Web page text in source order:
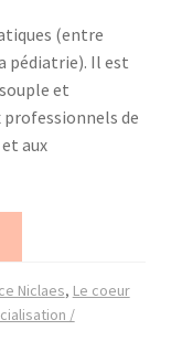
(entre
pédiatrie). Il est
et
de
aux
Niclaes, Le coeur
/